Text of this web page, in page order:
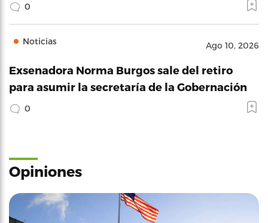
0
Noticias Ago 10, 2026
Exsenadora Norma Burgos sale del retiro
para asumir la secretaría de la Gobernación
0
Opiniones